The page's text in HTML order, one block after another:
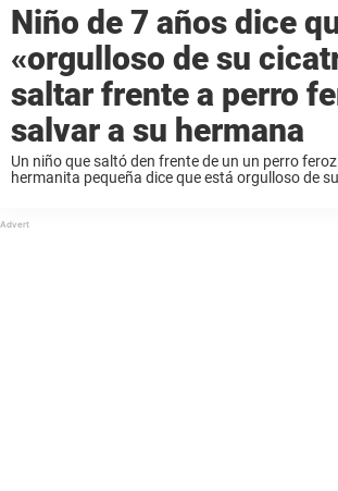
Niño de 7 años dice
«orgulloso de su
saltar frente a perro
salvar a su hermana
Un niño que saltó den frente de un un perro
hermanita pequeña dice que está orgulloso de